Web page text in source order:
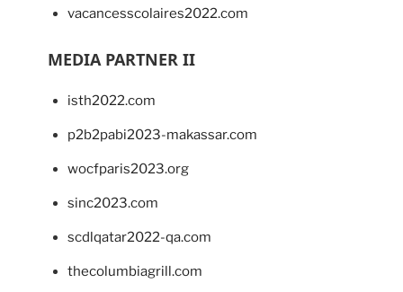
vacancesscolaires2022.com
MEDIA PARTNER II
isth2022.com
p2b2pabi2023-makassar.com
wocfparis2023.org
sinc2023.com
scdlqatar2022-qa.com
thecolumbiagrill.com